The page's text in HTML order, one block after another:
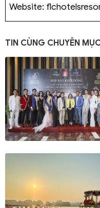
Website:
TIN CÙNG CHUYÊN